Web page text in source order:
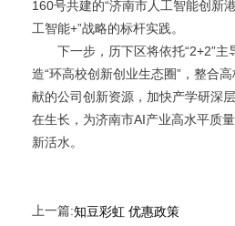
160号共建的“济南市人工智能创新
工智能+”战略的标杆实践。
下一步，历下区将依托“2+2”主
造“环高校创新创业生态圈”，整合
献的公司创新资源，加快产学研深
在生长，为济南市AI产业高水平质
新活水。
上一篇:知豆彩虹 优惠政策